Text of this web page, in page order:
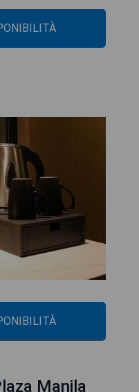
Manila